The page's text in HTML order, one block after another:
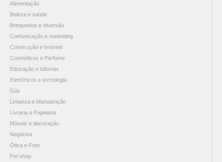
Alimentação
Beleza e saúde
Brinquedos e diversão
Comunicação e marketing
Construção e Imóveis
Cosméticos e Perfume
Educação e Idiomas
Eletrônicos e tecnologia
Gás
Limpeza e Manutenção
Livraria e Papelaria
Móveis e decoração
Negócios
Ótica e Foto
Pet shop